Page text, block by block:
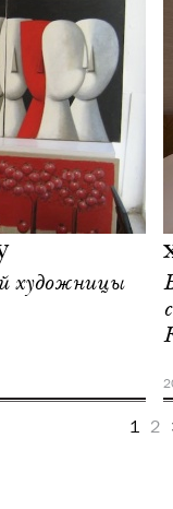
художницы
1 2